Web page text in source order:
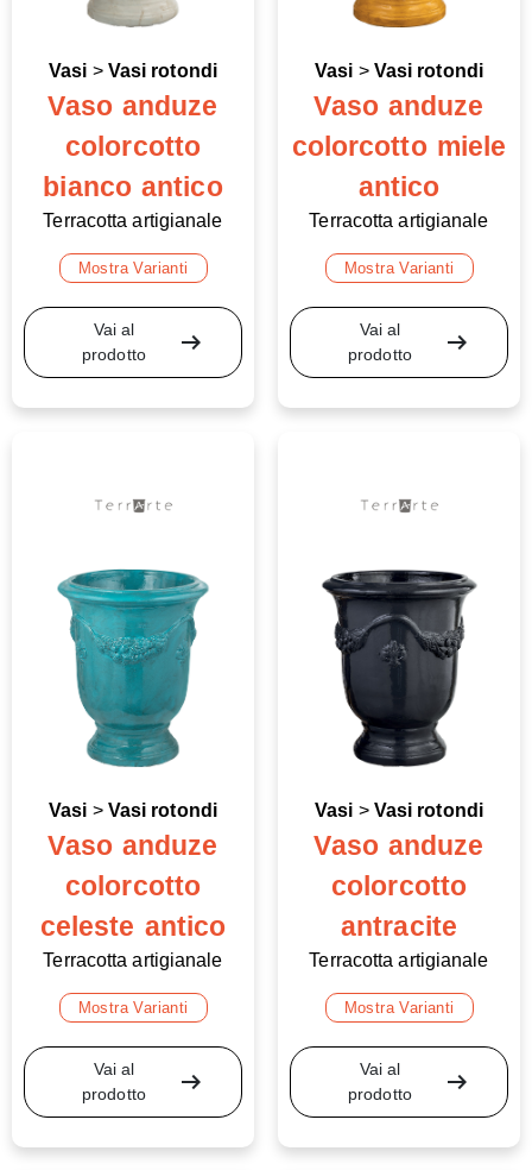
Vasi > Vasi rotondi
Vaso anduze
colorcotto
bianco antico
Terracotta artigianale
Mostra Varianti
Vai al
prodotto
arrow_right_alt
Vasi > Vasi rotondi
Vaso anduze
colorcotto miele
antico
Terracotta artigianale
Mostra Varianti
Vai al
prodotto
arrow_right_alt
Vasi > Vasi rotondi
Vaso anduze
colorcotto
celeste antico
Terracotta artigianale
Mostra Varianti
Vai al
prodotto
arrow_right_alt
Vasi > Vasi rotondi
Vaso anduze
colorcotto
antracite
Terracotta artigianale
Mostra Varianti
Vai al
prodotto
arrow_right_alt